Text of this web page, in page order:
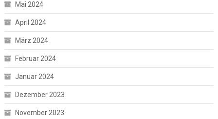
Mai 2024
April 2024
März 2024
Februar 2024
Januar 2024
Dezember 2023
November 2023